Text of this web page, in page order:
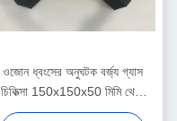
ওজোন ধ্বংসের অনুঘটক বর্জ্য গ্যাস
চিকিত্সা 150x150x50 মিমি থেকে
300 মিমি